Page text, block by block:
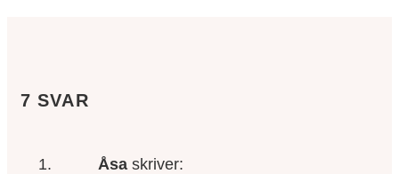
7 SVAR
Åsa skriver: